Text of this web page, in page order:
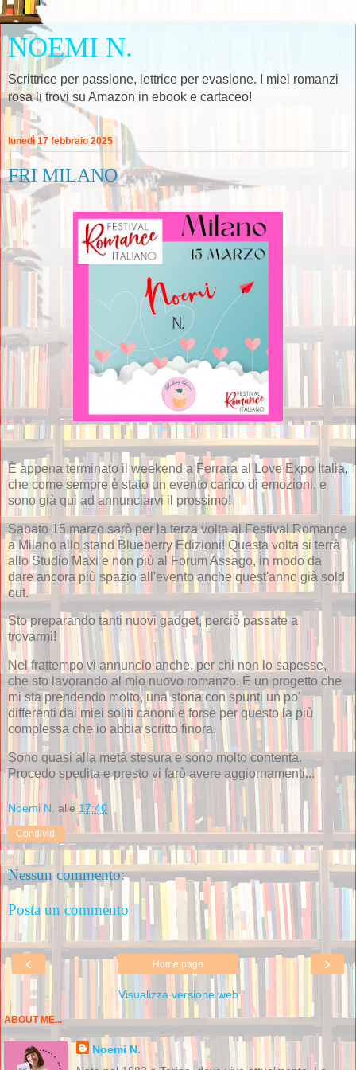
NOEMI N.
Scrittrice per passione, lettrice per evasione. I miei romanzi
rosa li trovi su Amazon in ebook e cartaceo!
lunedì 17 febbraio 2025
FRI MILANO
È appena terminato il weekend a Ferrara al Love Expo Italia,
che come sempre è stato un evento carico di emozioni, e
sono già qui ad annunciarvi il prossimo!
Sabato 15 marzo sarò per la terza volta al Festival Romance
a Milano allo stand Blueberry Edizioni! Questa volta si terrà
allo Studio Maxi e non più al Forum Assago, in modo da
dare ancora più spazio all'evento anche quest'anno già sold
out.
Sto preparando tanti nuovi gadget, perciò passate a
trovarmi!
Nel frattempo vi annuncio anche, per chi non lo sapesse,
che sto lavorando al mio nuovo romanzo. È un progetto che
mi sta prendendo molto, una storia con spunti un po'
differenti dai miei soliti canoni e forse per questo la più
complessa che io abbia scritto finora.
Sono quasi alla metà stesura e sono molto contenta.
Procedo spedita e presto vi farò avere aggiornamenti...
Noemi N. alle 17:40
Condividi
Nessun commento:
Posta un commento
‹ ›
Home page
Visualizza versione web
ABOUT ME...
Noemi N.